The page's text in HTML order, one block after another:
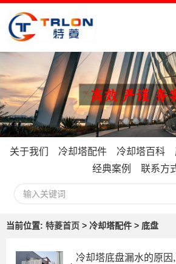
关于我们 冷却塔配件 冷却塔百科
经典案例
联系方
当前位置: 特菱首页 > 冷却塔配件 > 底盘
冷却塔底盘漏水的原